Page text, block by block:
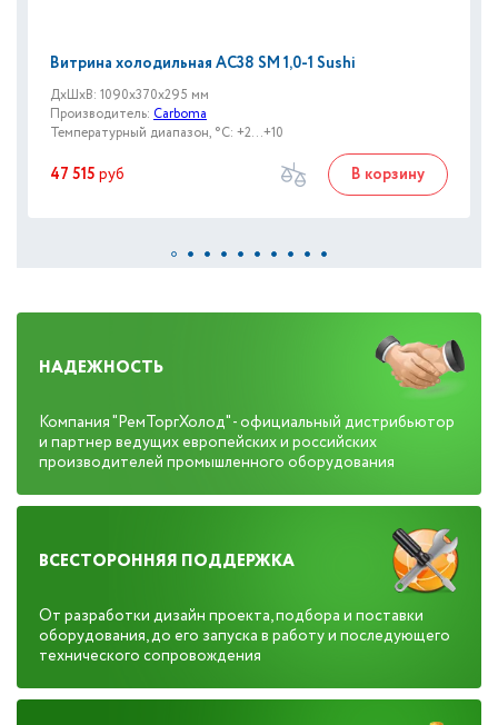
Витрина холодильная AC38 SM 1,0-1 Sushi
ДxШxВ: 1090x370x295 мм
Производитель: Carboma
Температурный диапазон, °C: +2...+10
47 515 руб В корзину
НАДЕЖНОСТЬ
Компания "РемТоргХолод" - официальный дистрибьютор
и партнер ведущих европейских и российских
производителей промышленного оборудования
ВСЕСТОРОННЯЯ ПОДДЕРЖКА
От разработки дизайн проекта, подбора и поставки
оборудования, до его запуска в работу и последующего
технического сопровождения